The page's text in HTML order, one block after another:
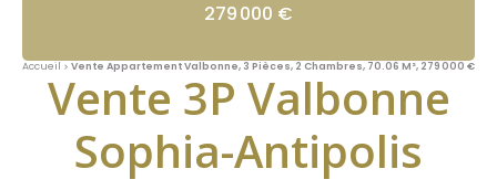
279 000 €
Accueil Vente Appartement Valbonne, 3 Pièces, 2 Chambres, 70.06 M², 279 000 €
Vente 3P Valbonne
Sophia-Antipolis